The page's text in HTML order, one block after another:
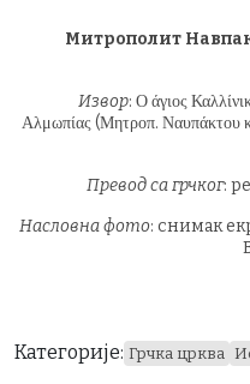
Митрополит
Извор: Ο άγιος
Αλμωπίας (Μητροπ. Ναυπάκτου
Превод са грчког:
Насловна фото: снимак
Категорије: Грчка црква